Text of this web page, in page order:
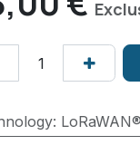
: LoRaWAN®